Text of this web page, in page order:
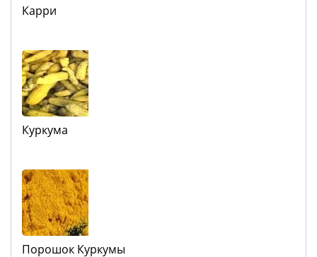
Карри
Куркума
Порошок Куркумы